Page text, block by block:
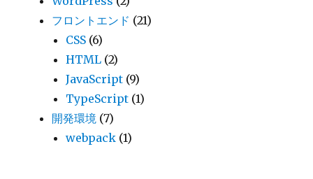
フロントエンド (21)
CSS (6)
HTML (2)
JavaScript (9)
TypeScript (1)
開発環境 (7)
webpack (1)